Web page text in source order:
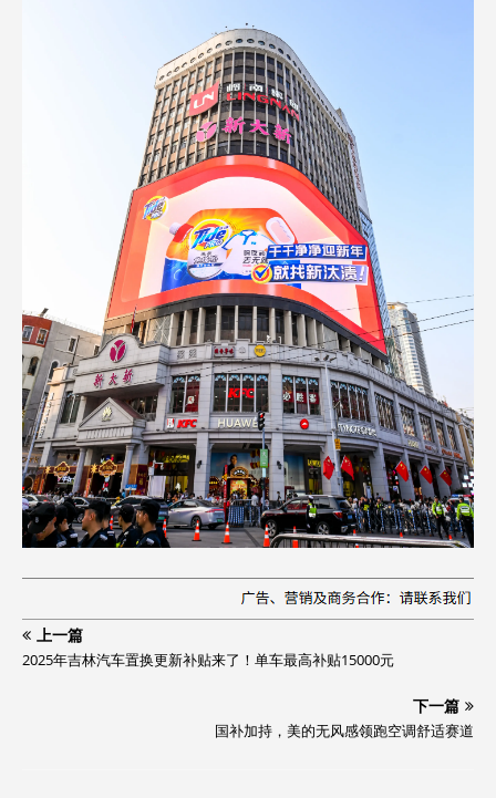
上一篇
2025年吉林汽车置换更新补贴来了！单车最高补贴15000元
下一篇
国补加持，美的无风感领跑空调舒适赛道